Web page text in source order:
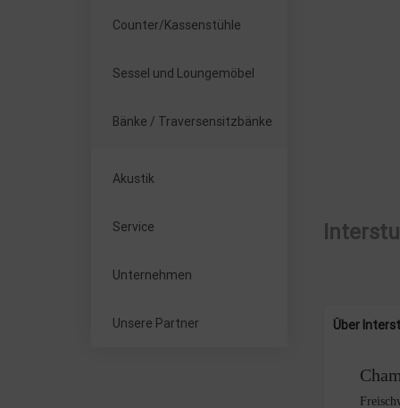
Counter/Kassenstühle
Sessel und Loungemöbel
Bänke / Traversensitzbänke
Akustik
Service
Unternehmen
Unsere Partner Über